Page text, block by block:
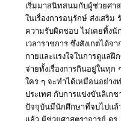
เริ่มมาสนิทสนมกับผู้ช่วยศา
ในเรื่องการอนุรักษ์ ส่งเสริ
ความรับผิดชอบ ไม่เคยทิ้ง
เวลาราชการ ซึ่งสังเกตได้
กายและแรงใจในการดูแลฝึ
จ่ายทั้งเรื่องการกินอยู่ในทุ
ใคร ๆ จะทำได้เหมือนอย่า
ประเทศ กับการแข่งขันลิเก
ปัจจุบันมีนักศึกษาที่จบไปแล้